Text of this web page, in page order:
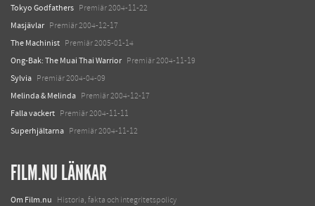
Tokyo Godfathers Premiär 2004-11-22
Masjävlar Premiär 2004-12-17
The Machinist Premiär 2005-01-14
Ong-Bak: The Muai Thai Warrior Premiär 2004-11-19
Sylvia Premiär 2004-04-09
Melinda & Melinda Premiär 2004-12-17
Falla vackert Premiär 2004-11-11
Superhjältarna Premiär 2004-11-12
FILM.NU LÄNKAR
Om Film.nu Historia, fakta och integritetspolicy